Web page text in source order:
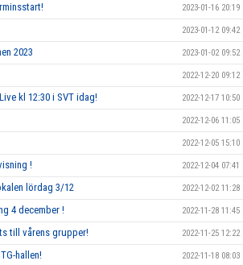
2023-01-16 20:19
2023-01-12 09:42
2023 2023-01-02 09:52
2022-12-20 09:12
kl 12:30 i SVT idag! 2022-12-17 10:50
2022-12-06 11:05
2022-12-05 15:10
! 2022-12-04 07:41
lördag 3/12 2022-12-02 11:28
4 december ! 2022-11-28 11:45
till vårens grupper! 2022-11-25 12:22
hallen! 2022-11-18 08:03